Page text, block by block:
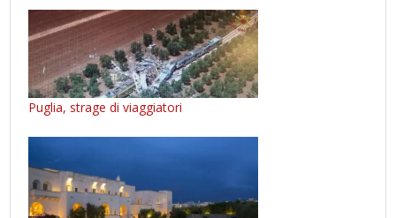
Puglia, strage di viaggiatori